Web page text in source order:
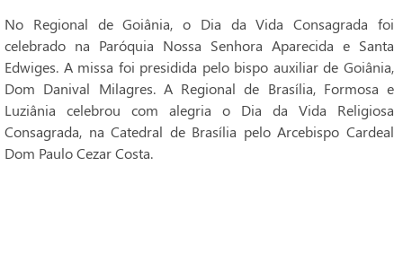
No Regional de Goiânia, o Dia da Vida Consagrada foi
celebrado na Paróquia Nossa Senhora Aparecida e Santa
Edwiges. A missa foi presidida pelo bispo auxiliar de Goiânia,
Dom Danival Milagres. A Regional de Brasília, Formosa e
Luziânia celebrou com alegria o Dia da Vida Religiosa
Consagrada, na Catedral de Brasília pelo Arcebispo Cardeal
Dom Paulo Cezar Costa.